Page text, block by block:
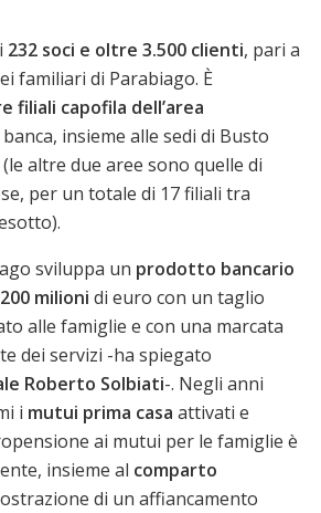
232 soci e oltre 3.500 clienti, pari a
familiari di Parabiago. È
filiali capofila dell’area
insieme alle sedi di Busto
altre due aree sono quelle di
per un totale di 17 filiali tra
sviluppa un prodotto bancario
milioni di euro con un taglio
alle famiglie e con una marcata
dei servizi -ha spiegato
Roberto Solbiati-. Negli anni
i mutui prima casa attivati e
ai mutui per le famiglie è
insieme al comparto
di un affiancamento